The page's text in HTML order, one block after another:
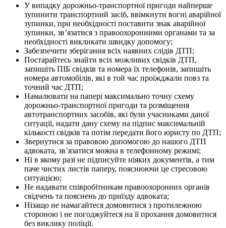
У випадку дорожньо-транспортної пригоди найперше
зупинити транспортний засіб, ввімкнути вогні аварійної
зупинки, при необхідності поставити знак аварійної
зупинки, зв’язатися з правоохоронними органами та за
необхідності викликати швидку допомогу;
Забезпечити зберігання всіх наявних слідів ДТП;
Постарайтесь знайти всіх можливих свідків ДТП,
запишіть ПІБ свідків та номера їх телефонів, запишіть
номера автомобілів, які в той час проїжджали повз та
точний час ДТП;
Намалювати на папері максимально точну схему
дорожньо-транспортної пригоди та розміщення
автотранспортних засобів, які були учасниками даної
ситуації, надати дану схему на підпис максимальній
кількості свідків та потім передати його юристу по ДТП;
Звернутися за правовою допомогою до нашого ДТП
адвоката, зв’язатися можна в телефонному режимі;
Ні в якому разі не підписуйте ніяких документів, а тим
паче чистих листів паперу, пояснюючи це стресовою
ситуацією;
Не надавати співробітникам правоохоронних органів
свідчень та пояснень до приїзду адвоката;
Нізащо не намагайтеся домовитися з протилежною
стороною і не погоджуйтеся на її прохання домовитися
без виклику поліції.